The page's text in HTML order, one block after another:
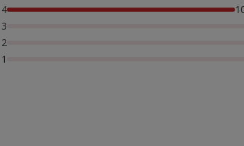
4
3
2
1